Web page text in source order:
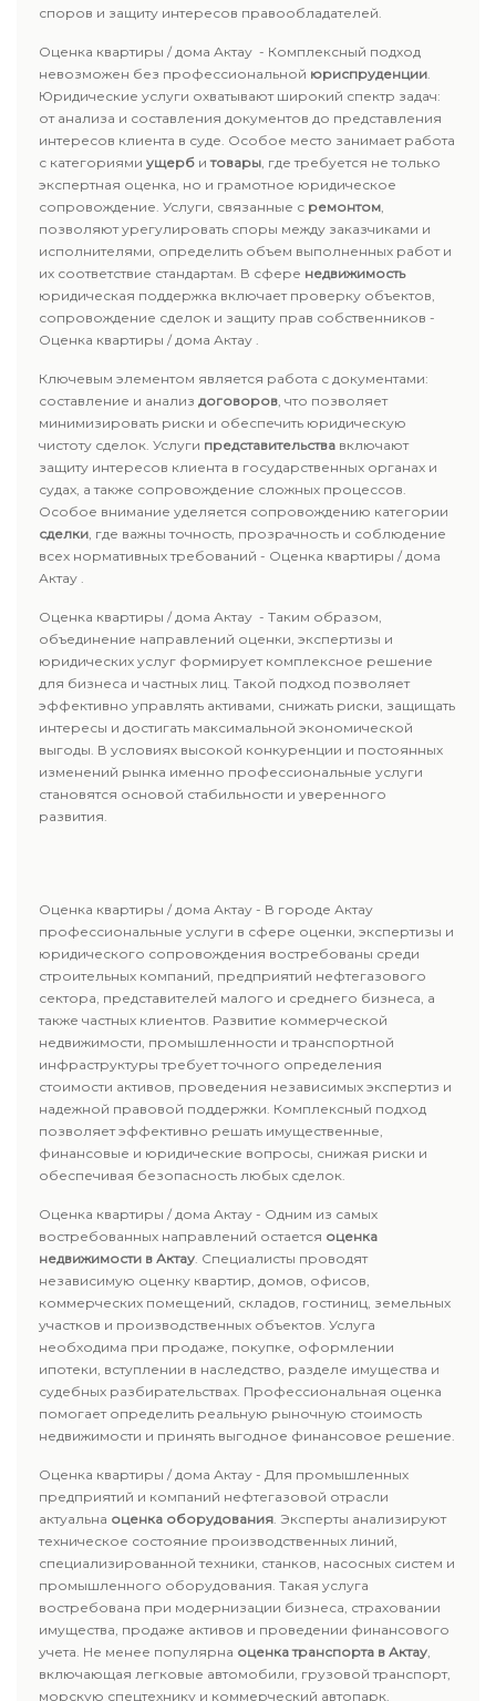
споров и защиту интересов правообладателей.
Оценка квартиры / дома Актау - Комплексный подход
невозможен без профессиональной юриспруденции.
Юридические услуги охватывают широкий спектр задач:
от анализа и составления документов до представления
интересов клиента в суде. Особое место занимает работа
с категориями ущерб итовары, где требуется не только
экспертная оценка, но и грамотное юридическое
сопровождение. Услуги, связанные с ремонтом,
позволяют урегулировать споры между заказчиками и
исполнителями, определить объем выполненных работ и
их соответствие стандартам. В сфере недвижимость
юридическая поддержка включает проверку объектов,
сопровождение сделок и защиту прав собственников -
Оценка квартиры / дома Актау .
Ключевым элементом является работа с документами:
составление и анализ договоров, что позволяет
минимизировать риски и обеспечить юридическую
чистоту сделок. Услуги представительства включают
защиту интересов клиента в государственных органах и
судах, а также сопровождение сложных процессов.
Особое внимание уделяется сопровождению категории
сделки, где важны точность, прозрачность и соблюдение
всех нормативных требований - Оценка квартиры / дома
Актау .
Оценка квартиры / дома Актау - Таким образом,
объединение направлений оценки, экспертизы и
юридических услуг формирует комплексное решение
для бизнеса и частных лиц. Такой подход позволяет
эффективно управлять активами, снижать риски, защищать
интересы и достигать максимальной экономической
выгоды. В условиях высокой конкуренции и постоянных
изменений рынка именно профессиональные услуги
становятся основой стабильности и уверенного
развития.
Оценка квартиры / дома Актау - В городе Актау
профессиональные услуги в сфере оценки, экспертизы и
юридического сопровождения востребованы среди
строительных компаний, предприятий нефтегазового
сектора, представителей малого и среднего бизнеса, а
также частных клиентов. Развитие коммерческой
недвижимости, промышленности и транспортной
инфраструктуры требует точного определения
стоимости активов, проведения независимых экспертиз и
надежной правовой поддержки. Комплексный подход
позволяет эффективно решать имущественные,
финансовые и юридические вопросы, снижая риски и
обеспечивая безопасность любых сделок.
Оценка квартиры / дома Актау - Одним из самых
востребованных направлений остается оценка
недвижимости в Актау. Специалисты проводят
независимую оценку квартир, домов, офисов,
коммерческих помещений, складов, гостиниц, земельных
участков и производственных объектов. Услуга
необходима при продаже, покупке, оформлении
ипотеки, вступлении в наследство, разделе имущества и
судебных разбирательствах. Профессиональная оценка
помогает определить реальную рыночную стоимость
недвижимости и принять выгодное финансовое решение.
Оценка квартиры / дома Актау - Для промышленных
предприятий и компаний нефтегазовой отрасли
актуальна оценка оборудования. Эксперты анализируют
техническое состояние производственных линий,
специализированной техники, станков, насосных систем и
промышленного оборудования. Такая услуга
востребована при модернизации бизнеса, страховании
имущества, продаже активов и проведении финансового
учета. Не менее популярна оценка транспорта в Актау,
включающая легковые автомобили, грузовой транспорт,
морскую спецтехнику и коммерческий автопарк.